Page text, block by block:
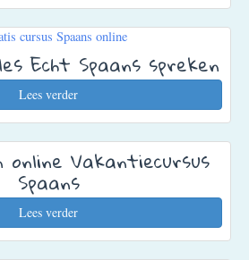
Echt Spaans spreken
Lees verder
online Vakantiecursus
Spaans
Lees verder